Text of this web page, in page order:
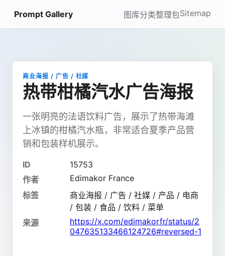
Prompt Gallery 图库分类整理包Sitemap
商业海报 / 广告 / 社媒
热带柑橘汽水广告海报
一张明亮的法语饮料广告，展示了热带海滩
上冰镇的柑橘汽水瓶，非常适合夏季产品营
销和包装样机展示。
ID
15753
作者
Edimakor France
标签
商业海报 / 广告 / 社媒 / 产品 / 电商
/ 包装 / 食品 / 饮料 / 菜单
来源
https://x.com/edimakorfr/status/2
047635133466124726#reversed-1